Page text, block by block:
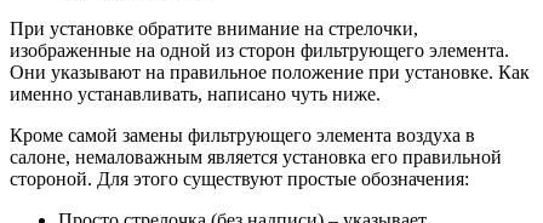
При установке обратите внимание на стрелочки,
изображенные на одной из сторон фильтрующего элемента.
Они указывают на правильное положение при установке. Как
именно устанавливать, написано чуть ниже.
Кроме самой замены фильтрующего элемента воздуха в
салоне, немаловажным является установка его правильной
стороной. Для этого существуют простые обозначения: